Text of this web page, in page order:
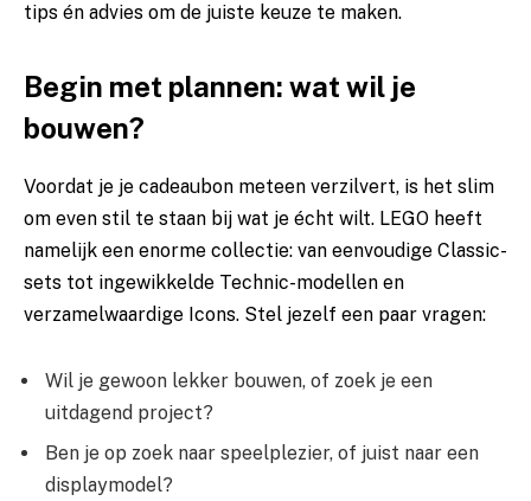
tips én advies om de juiste keuze te maken.
Begin met plannen: wat wil je
bouwen?
Voordat je je cadeaubon meteen verzilvert, is het slim
om even stil te staan bij wat je écht wilt. LEGO heeft
namelijk een enorme collectie: van eenvoudige Classic-
sets tot ingewikkelde Technic-modellen en
verzamelwaardige Icons. Stel jezelf een paar vragen:
Wil je gewoon lekker bouwen, of zoek je een
uitdagend project?
Ben je op zoek naar speelplezier, of juist naar een
displaymodel?